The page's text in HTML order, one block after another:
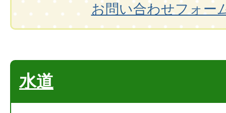
お問い合わせフォー
水道